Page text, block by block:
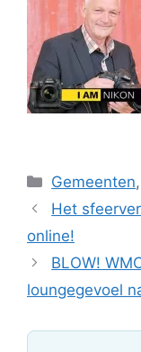
Categorieën
Gemeenten,
Het
online!
BLOW!
loungegevoel